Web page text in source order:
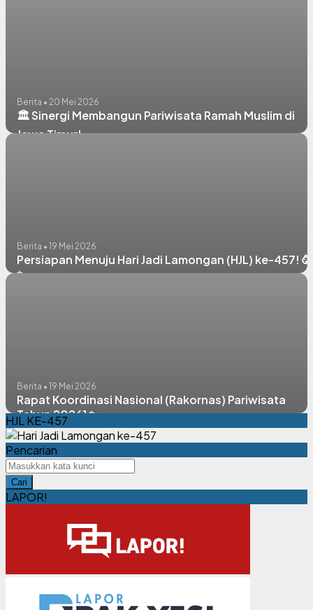
Berita • 20 Mei 2026
🏛️ Sinergi Membangun Pariwisata Ramah Muslim di
Jawa Timur!
Berita • 19 Mei 2026
Persiapan Menuju Hari Jadi Lamongan (HJL) ke-457! 🥳
✨
Berita • 19 Mei 2026
Rapat Koordinasi Nasional (Rakornas) Pariwisata
Tahun 2026] ✨
HJL KE-457
Pencarian
Cari
LAPOR!